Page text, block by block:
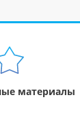
материалы